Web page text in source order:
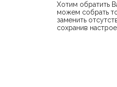
Хотим обратить
можем собрать
заменить
сохранив